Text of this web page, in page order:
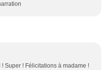
Super ! Félicitations à madame !